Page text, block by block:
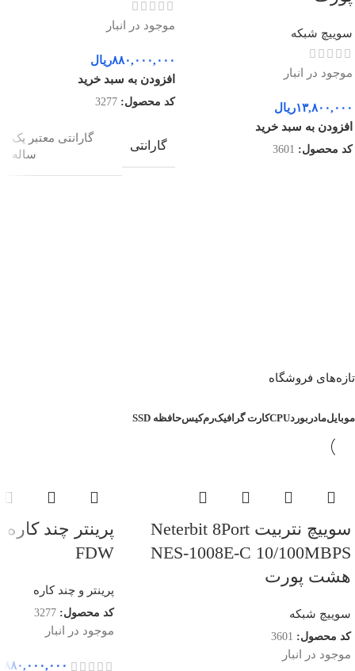
سوییچ شبکه
موجود در انبار
۱۳,۸۰۰,۰۰۰ریال
افزودن به سبد خرید
کد محصول: 3601
موجود در انبار
۸۸۰,۰۰۰,۰۰۰ریال
افزودن به سبد خرید
کد محصول: 3277
گارانتی
گارانتی معتبر یک
ساله
تازه‌های فروشگاه
موبایلمادربوردCPUکارت گرافیکرمکیسحافظه SSD
سوییچ نتربیت Neterbit 8Port
NES-1008E-C 10/100MBPS
هشت پورت
سوییچ شبکه
کد محصول: 3601
موجود در انبار
FDW
پرینتر و چند کاره
کد محصول: 3277
موجود در انبار
۸۸۰,۰۰۰,۰۰۰